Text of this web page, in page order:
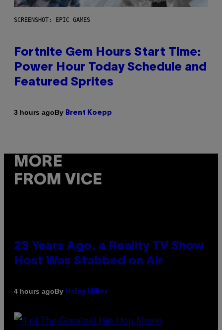
SCREENSHOT: EPIC GAMES
Fortnite Gem Hours Start Time:
Power Hour Today Schedule and
Featured Sprites
3 hours agoBy Brent Koepp
MORE
FROM VICE
23 Years Ago, a Reality TV Show
Host Was Stabbed on Air
4 hours agoBy Haley Miller